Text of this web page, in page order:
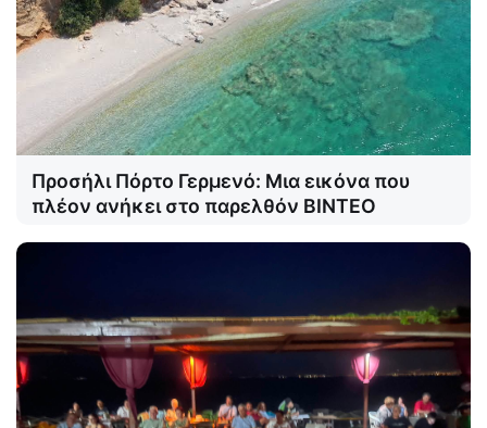
Προσήλι Πόρτο Γερμενό: Μια εικόνα που
πλέον ανήκει στο παρελθόν ΒΙΝΤΕΟ